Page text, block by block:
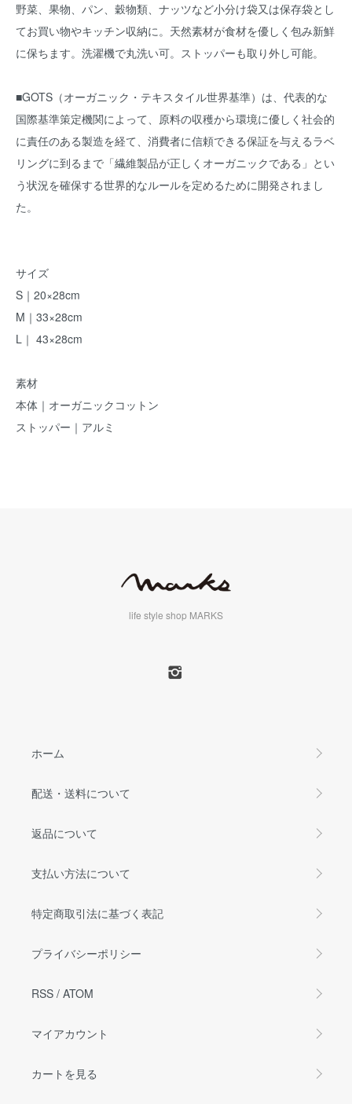
野菜、果物、パン、穀物類、ナッツなど小分け袋又は保存袋とし
てお買い物やキッチン収納に。天然素材が食材を優しく包み新鮮
に保ちます。洗濯機で丸洗い可。ストッパーも取り外し可能。
■GOTS（オーガニック・テキスタイル世界基準）は、代表的な
国際基準策定機関によって、原料の収穫から環境に優しく社会的
に責任のある製造を経て、消費者に信頼できる保証を与えるラベ
リングに到るまで「繊維製品が正しくオーガニックである」とい
う状況を確保する世界的なルールを定めるために開発されまし
た。
サイズ
S｜20×28cm
M｜33×28cm
L｜ 43×28cm
素材
本体｜オーガニックコットン
ストッパー｜アルミ
life style shop MARKS
ホーム
配送・送料について
返品について
支払い方法について
特定商取引法に基づく表記
プライバシーポリシー
RSS / ATOM
マイアカウント
カートを見る